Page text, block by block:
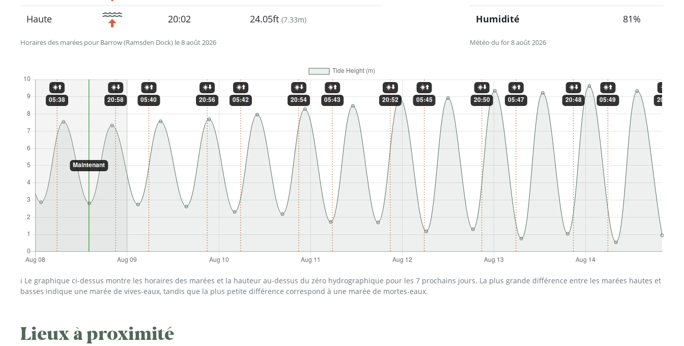
Horaires des marées pour Barrow (Ramsden Dock) le 8 août 2026
Haute 20:02 24.05ft (7.33m)
Météo du for 8 août 2026
Humidité 81%
ℹ️ Le graphique ci-dessus montre les horaires des marées et la hauteur au-dessus du zéro hydrographique pour les 7 prochains jours. La plus grande différence entre les marées hautes et
basses indique une marée de vives-eaux, tandis que la plus petite différence correspond à une marée de mortes-eaux.
Lieux à proximité